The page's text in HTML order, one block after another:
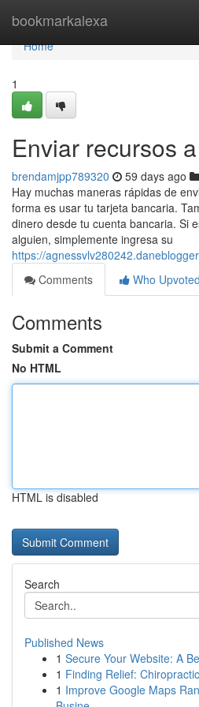
bookmarkalexa
Home
Home
1
Enviar recursos
brendamjpp789320 59 days ago
Hay muchas maneras rápidas de
forma es usar tu tarjeta bancaria.
dinero desde tu cuenta bancaria. Si
alguien, simplemente ingresa su
https://
Comments
Who Upvoted
Comments
Submit a Comment
No HTML
HTML is disabled
Search
Published News
1 Secure Your Website: A
1 Finding Relief:
1 Improve Google Maps